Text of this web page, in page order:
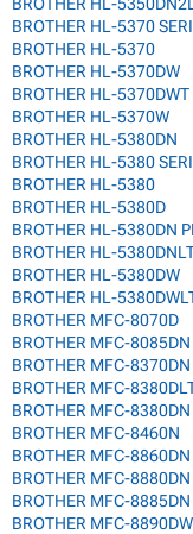
BROTHER HL-5370
BROTHER HL-5370
BROTHER HL-5370DW
BROTHER HL-5370DWT
BROTHER HL-5370W
BROTHER HL-5380DN
BROTHER HL-5380
BROTHER HL-5380
BROTHER HL-5380D
BROTHER HL-5380DN
BROTHER HL-
BROTHER HL-5380DW
BROTHER HL-
BROTHER MFC-8070D
BROTHER MFC-8085DN
BROTHER MFC-8370DN
BROTHER MFC-
BROTHER MFC-8380DN
BROTHER MFC-8460N
BROTHER MFC-8860DN
BROTHER MFC-8880DN
BROTHER MFC-8885DN
BROTHER MFC-8890DW